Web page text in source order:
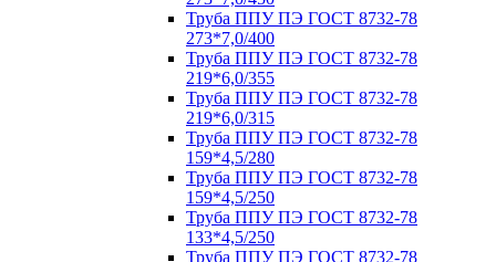
Труба ППУ ПЭ ГОСТ 8732-78
273*7,0/400
Труба ППУ ПЭ ГОСТ 8732-78
219*6,0/355
Труба ППУ ПЭ ГОСТ 8732-78
219*6,0/315
Труба ППУ ПЭ ГОСТ 8732-78
159*4,5/280
Труба ППУ ПЭ ГОСТ 8732-78
159*4,5/250
Труба ППУ ПЭ ГОСТ 8732-78
133*4,5/250
Труба ППУ ПЭ ГОСТ 8732-78